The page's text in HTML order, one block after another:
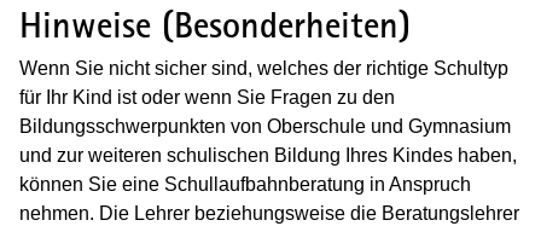
Hinweise (Besonderheiten)
Wenn Sie nicht sicher sind, welches der richtige Schultyp
für Ihr Kind ist oder wenn Sie Fragen zu den
Bildungsschwerpunkten von Oberschule und Gymnasium
und zur weiteren schulischen Bildung Ihres Kindes haben,
können Sie eine Schullaufbahnberatung in Anspruch
nehmen. Die Lehrer beziehungsweise die Beratungslehrer